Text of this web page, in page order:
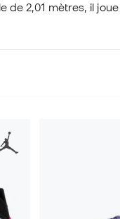
de 2,01 mètres, il